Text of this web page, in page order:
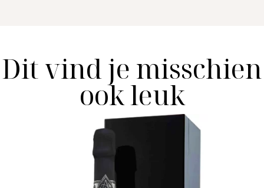
Dit vind je misschien
ook leuk